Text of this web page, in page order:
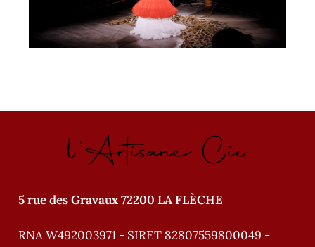
l'Artisane Cie
5 rue des Gravaux 72200 LA FLÈCHE
RNA W492003971 - SIRET 82807559800049 -